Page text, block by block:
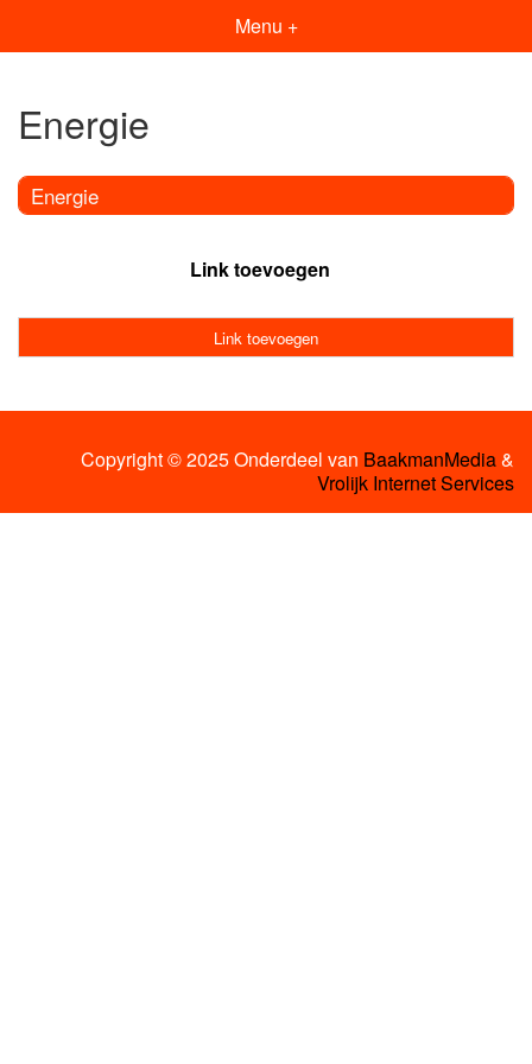
Menu +
Energie
Energie
Link toevoegen
Link toevoegen
Copyright © 2025 Onderdeel van BaakmanMedia&
Vrolijk Internet Services